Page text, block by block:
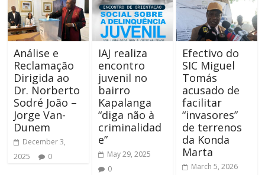
Análise e
Reclamação
Dirigida ao
Dr. Norberto
Sodré João –
Jorge Van-
Dunem
December 3,
2025
0
IAJ realiza
encontro
juvenil no
bairro
Kapalanga
“diga não à
criminalidad
e”
May 29, 2025
0
Efectivo do
SIC Miguel
Tomás
acusado de
facilitar
“invasores”
de terrenos
da Konda
Marta
March 5, 2026